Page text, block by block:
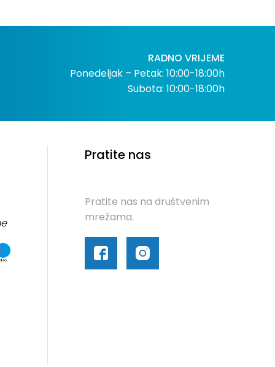
RADNO VRIJEME
Ponedeljak – Petak: 10:00-18:00h
Subota: 10:00-18:00h
Pratite nas
Pratite nas na društvenim
mrežama.